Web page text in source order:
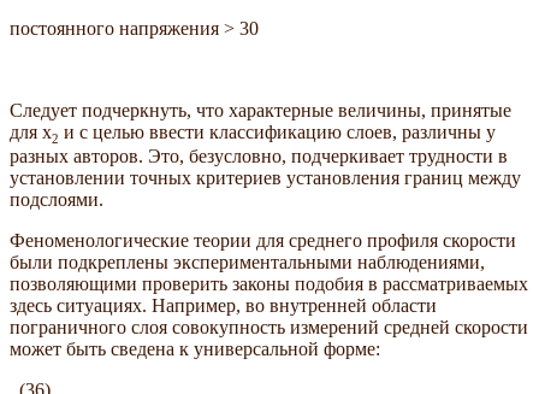
постоянного напряжения > 30
Следует подчеркнуть, что характерные величины, принятые
для x2 и с целью ввести классификацию слоев, различны у
разных авторов. Это, безусловно, подчеркивает трудности в
установлении точных критериев установления границ между
подслоями.
Феноменологические теории для среднего профиля скорости
были подкреплены экспериментальными наблюдениями,
позволяющими проверить законы подобия в рассматриваемых
здесь ситуациях. Например, во внутренней области
пограничного слоя совокупность измерений средней скорости
может быть сведена к универсальной форме: